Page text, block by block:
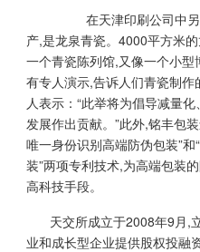
在天津印刷公司中
产,是龙泉青瓷。4000平方米
一个青瓷陈列馆,又像一个小
有专人演示,告诉人们青瓷制
人表示：“此举将为倡导减量
发展作出贡献。”此外,铭丰包
唯一身份识别高端防伪包装”
装”两项专利技术,为高端包装
高科技手段。
天交所成立于2008年9月,
业和成长型企业提供股权投融